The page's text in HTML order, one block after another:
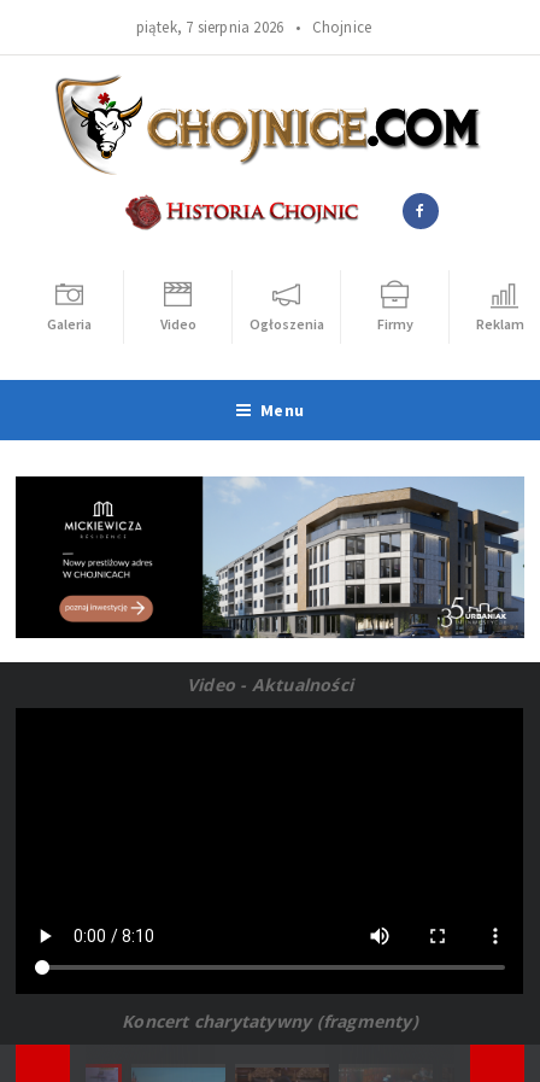
piątek, 7 sierpnia 2026 • Chojnice
Galeria Video Ogłoszenia Firmy Reklama
Menu
Video - Aktualności
Koncert charytatywny (fragmenty)